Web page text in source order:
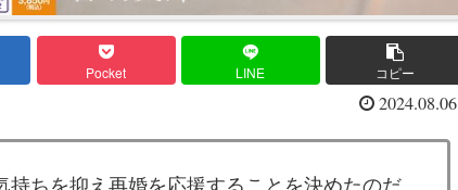
Pocket LINE コピー
2024.08.06
ちを抑え再婚を応援することを決めたのだ